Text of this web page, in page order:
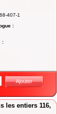
407-1
:
:
Ajouter
les entiers 116,